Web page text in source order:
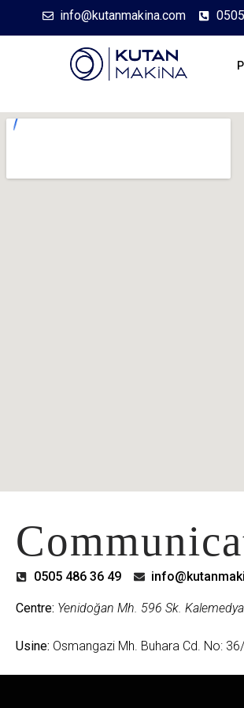
info@kutanmakina.com
0505 486 36 49
Centre: Yenidoğan Mh. 596 Sk.
Usine: Osmangazi Mh. Buhara Cd. No: